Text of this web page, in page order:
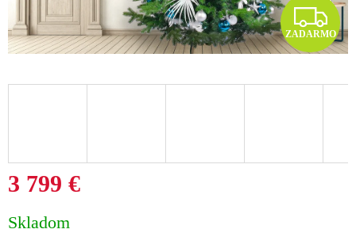
Z
A
D
ZADARMO
3 799 €
cena:
Skladom